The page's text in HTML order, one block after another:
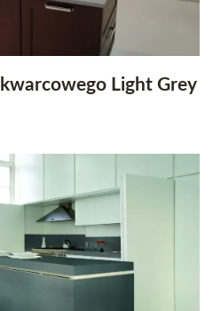
Light Grey